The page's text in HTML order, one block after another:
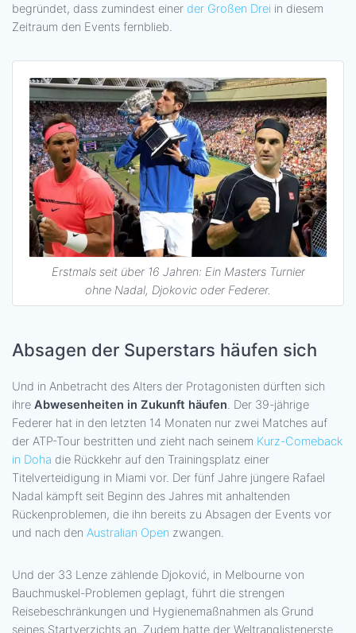
begründet, dass zumindest einer der Großen Drei in diesem
Zeitraum den Events fernblieb.
Erstmals seit über 16 Jahren: Ein Masters Turnier
ohne Nadal, Djokovic oder Federer.
Absagen der Superstars häufen sich
Und in Anbetracht des Alters der Protagonisten dürften sich
ihre Abwesenheiten in Zukunft häufen . Der 39-jährige
Federer hat in den letzten 14 Monaten nur zwei Matches auf
der ATP-Tour bestritten und zieht nach seinem Kurz-Comeback
in Doha die Rückkehr auf den Trainingsplatz einer
Titelverteidigung in Miami vor. Der fünf Jahre jüngere Rafael
Nadal kämpft seit Beginn des Jahres mit anhaltenden
Rückenproblemen, die ihn bereits zu Absagen der Events vor
und nach den Australian Open zwangen.
Und der 33 Lenze zählende Djoković, in Melbourne von
Bauchmuskel-Problemen geplagt, führt die strengen
Reisebeschränkungen und Hygienemaßnahmen als Grund
seines Startverzichts an. Zudem hatte der Weltranglistenerste